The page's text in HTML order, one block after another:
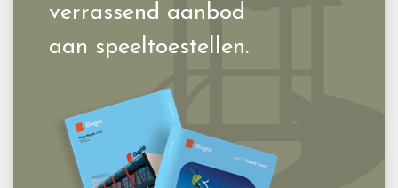
verrassend aanbod
aan speeltoestellen.